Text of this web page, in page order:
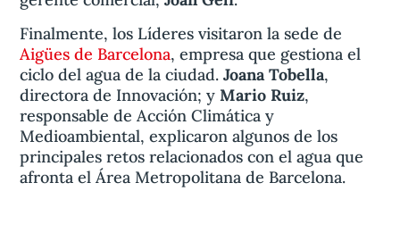
Finalmente, los Líderes visitaron la sede de
Aigües de Barcelona, empresa que gestiona el
ciclo del agua de la ciudad.Joana Tobella,
directora de Innovación; yMario Ruiz,
responsable de Acción Climática y
Medioambiental, explicaron algunos de los
principales retos relacionados con el agua que
afronta el Área Metropolitana de Barcelona.